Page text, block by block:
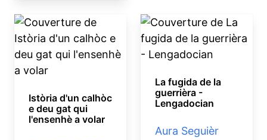
Istòria d'un calhòc
e deu gat qui
l'ensenhè a volar
La fugida de la
guerrièra -
Lengadocian
Aura Seguièr